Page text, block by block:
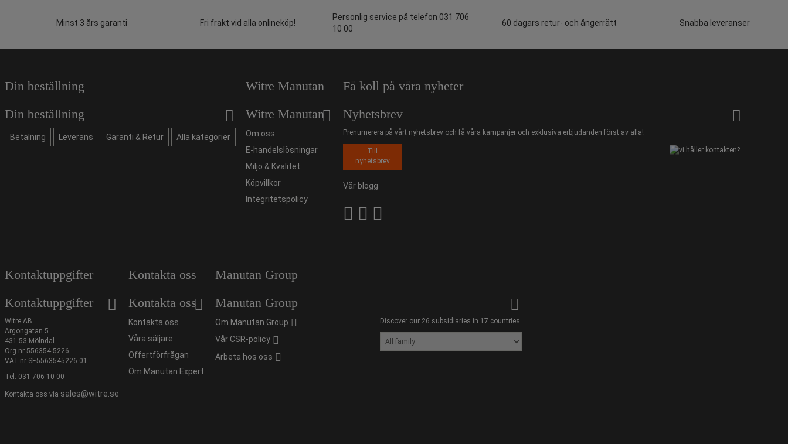
Minst 3 års garanti Fri frakt vid alla onlineköp!
Personlig service på telefon 031 706
10 00
60 dagars retur- och ångerrätt Snabba leveranser
Din beställning
Din beställning
Betalning Leverans Garanti & Retur Alla kategorier
Witre Manutan
Witre Manutan
Om oss
E-handelslösningar
Miljö & Kvalitet
Köpvillkor
Integritetspolicy
Få koll på våra nyheter
Nyhetsbrev
Prenumerera på vårt nyhetsbrev och få våra kampanjer och exklusiva erbjudanden först av alla!
Till
nyhetsbrev
Vår blogg
Kontaktuppgifter
Kontaktuppgifter
Witre AB
Argongatan 5
431 53 Mölndal
Org.nr 556354-5226
VAT.nr SE5563545226-01
Tel: 031 706 10 00
Kontakta oss via sales@witre.se
Kontakta oss
Kontakta oss
Kontakta oss
Våra säljare
Offertförfrågan
Om Manutan Expert
Manutan Group
Manutan Group
Om Manutan Group
Vår CSR-policy
Arbeta hos oss
Discover our 26 subsidiaries in 17 countries.